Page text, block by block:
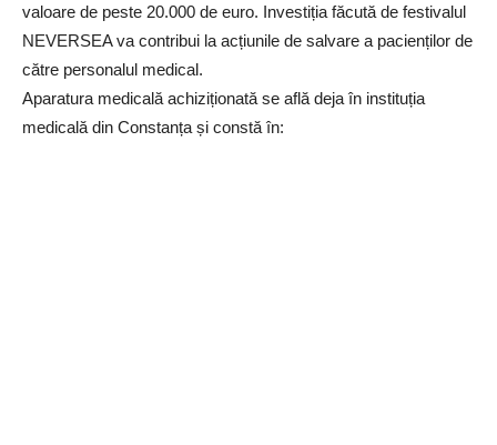
valoare de peste 20.000 de euro. Investiția făcută de festivalul
NEVERSEA va contribui la acțiunile de salvare a pacienților de
către personalul medical.
Aparatura medicală achiziționată se află deja în instituția
medicală din Constanța și constă în: